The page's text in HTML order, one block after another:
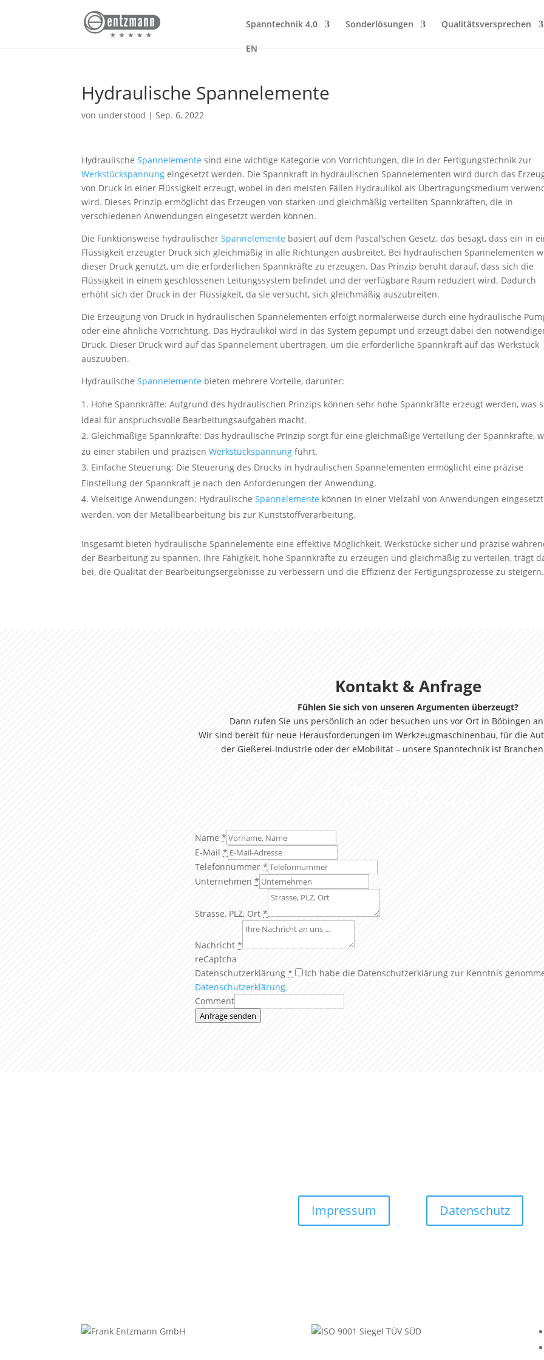
Spanntechnik 4.0 Sonderlösungen Qualitätsversprechen
EN
Hydraulische Spannelemente
von understood |Sep. 6, 2022
HydraulischeSpannelemente sind eine wichtige Kategorie von Vorrichtungen, die in der Fertigungstechnik zur
Werkstückspannung eingesetzt werden. Die Spannkraft in hydraulischen Spannelementen wird durch das
von Druck in einer Flüssigkeit erzeugt, wobei in den meisten Fällen Hydrauliköl als Übertragungsmedium
wird. Dieses Prinzip ermöglicht das Erzeugen von starken und gleichmäßig verteilten Spannkräften, die in
verschiedenen Anwendungen eingesetzt werden können.
Die Funktionsweise hydraulischerSpannelemente basiert auf dem Pascal’schen Gesetz, das besagt, dass ein in
Flüssigkeit erzeugter Druck sich gleichmäßig in alle Richtungen ausbreitet. Bei hydraulischen Spannelementen
dieser Druck genutzt, um die erforderlichen Spannkräfte zu erzeugen. Das Prinzip beruht darauf, dass sich die
Flüssigkeit in einem geschlossenen Leitungssystem befindet und der verfügbare Raum reduziert wird. Dadurch
erhöht sich der Druck in der Flüssigkeit, da sie versucht, sich gleichmäßig auszubreiten.
Die Erzeugung von Druck in hydraulischen Spannelementen erfolgt normalerweise durch eine hydraulische
oder eine ähnliche Vorrichtung. Das Hydrauliköl wird in das System gepumpt und erzeugt dabei den
Druck. Dieser Druck wird auf das Spannelement übertragen, um die erforderliche Spannkraft auf das Werkstück
auszuüben.
HydraulischeSpannelemente bieten mehrere Vorteile, darunter:
Hohe Spannkräfte: Aufgrund des hydraulischen Prinzips können sehr hohe Spannkräfte erzeugt werden, was
ideal für anspruchsvolle Bearbeitungsaufgaben macht.
Gleichmäßige Spannkräfte: Das hydraulische Prinzip sorgt für eine gleichmäßige Verteilung der Spannkräfte,
zu einer stabilen und präzisenWerkstückspannung führt.
Einfache Steuerung: Die Steuerung des Drucks in hydraulischen Spannelementen ermöglicht eine präzise
Einstellung der Spannkraft je nach den Anforderungen der Anwendung.
Vielseitige Anwendungen: HydraulischeSpannelemente können in einer Vielzahl von Anwendungen eingesetzt
werden, von der Metallbearbeitung bis zur Kunststoffverarbeitung.
Insgesamt bieten hydraulische Spannelemente eine effektive Möglichkeit, Werkstücke sicher und präzise
der Bearbeitung zu spannen. Ihre Fähigkeit, hohe Spannkräfte zu erzeugen und gleichmäßig zu verteilen, trägt
bei, die Qualität der Bearbeitungsergebnisse zu verbessern und die Effizienz der Fertigungsprozesse zu steigern.
Kontakt & Anfrage
Fühlen Sie sich von unseren Argumenten überzeugt?
Dann rufen Sie uns persönlich an oder besuchen uns vor Ort in Böbingen
Wir sind bereit für neue Herausforderungen im Werkzeugmaschinenbau, für die
der Gießerei-Industrie oder der eMobilität – unsere Spanntechnik ist
Name *
E-Mail *
Telefonnummer *
Unternehmen *
Strasse, PLZ, Ort *
Nachricht *
reCaptcha
Datenschutzerklärung *
Ich habe die Datenschutzerklärung zur Kenntnis
Datenschutzerklärung
Comment
Anfrage senden
Impressum Datenschutz